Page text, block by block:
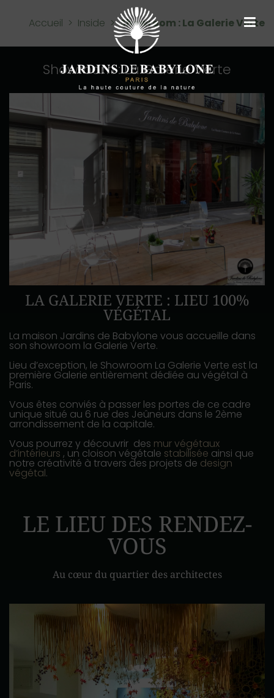
Accueil > Inside >Showroom : La Galerie Verte
Showroom : La Galerie Verte
LA GALERIE VERTE : LIEU 100%
VÉGÉTAL
La maison Jardins de Babylone vous accueille dans
son showroom la Galerie Verte.
Lieu d’exception, le Showroom La Galerie Verte est la
première Galerie entièrement dédiée au végétal à
Paris.
Vous êtes conviés à passer les portes de ce cadre
unique situé au 6 rue des Jeûneurs dans le 2ème
arrondissement de la capitale.
Vous pourrez y découvrir des mur végétaux
d’intérieurs , un cloison végétale stabilisée ainsi que
notre créativité à travers des projets de design
végétal.
LE LIEU DES RENDEZ-
VOUS
Au cœur du quartier des architectes